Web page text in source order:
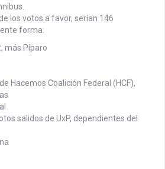
los votos a favor, serían 146
forma:
más Píparo
Hacemos Coalición Federal (HCF),
salidos de UxP, dependientes del